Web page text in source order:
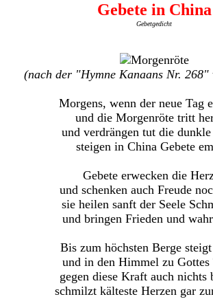
Gebete in China
Gebetgedicht
(nach der "Hymne Kanaans Nr.
Morgens, wenn der neue Tag
und die Morgenröte tritt
und verdrängen tut die
steigen in China Gebete
Gebete erwecken die
und schenken auch Freude
sie heilen sanft der Seele
und bringen Frieden und
Bis zum höchsten Berge
und in den Himmel zu Gottes
gegen diese Kraft auch nichts
schmilzt kälteste Herzen gar